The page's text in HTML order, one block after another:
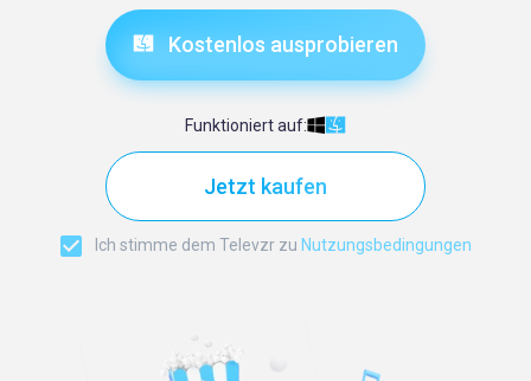
Kostenlos ausprobieren
Funktioniert auf:
Jetzt kaufen
Ich stimme dem Televzr zu Nutzungsbedingungen